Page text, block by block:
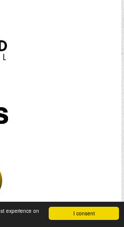
I consent
experience on